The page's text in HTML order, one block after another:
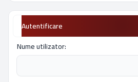
Autentificare
Nume utilizator: